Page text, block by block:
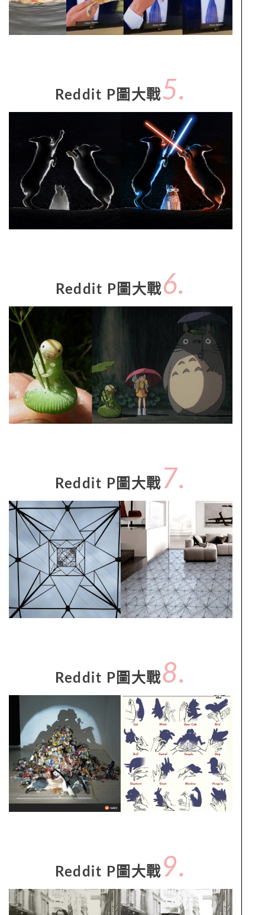
Reddit P圖大戰5.
Reddit P圖大戰6.
Reddit P圖大戰 7.
Reddit P圖大戰8.
Reddit P圖大戰 9.